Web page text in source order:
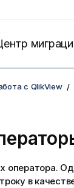
с QlikView
оператора.
в